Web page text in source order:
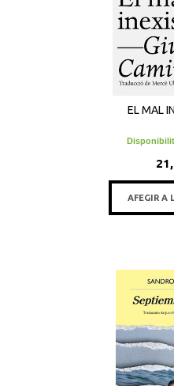
EL MAL
AFEGIR A